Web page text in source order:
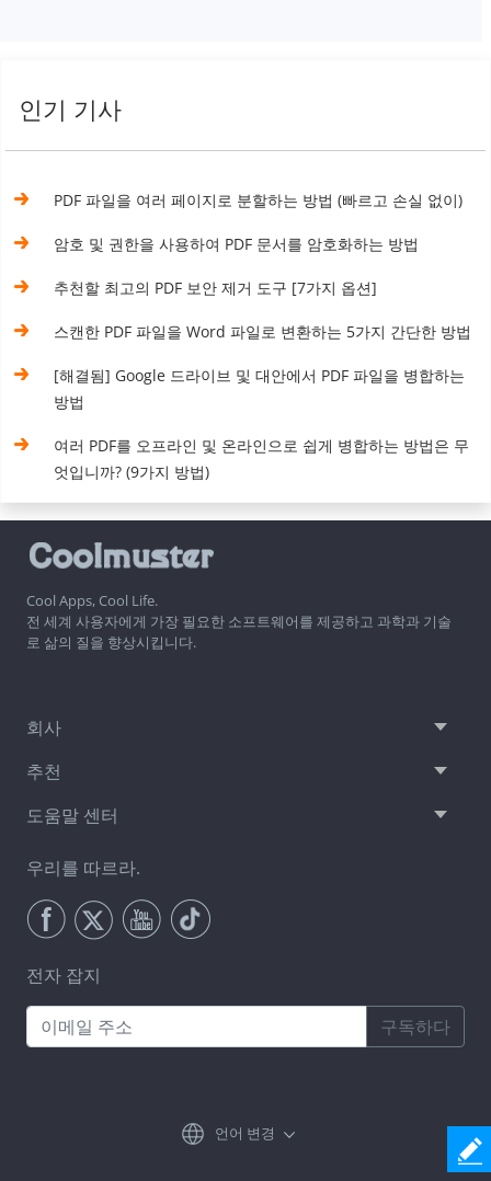
인기 기사
PDF 파일을 여러 페이지로 분할하는 방법 (빠르고 손실 없이)
암호 및 권한을 사용하여 PDF 문서를 암호화하는 방법
추천할 최고의 PDF 보안 제거 도구 [7가지 옵션]
스캔한 PDF 파일을 Word 파일로 변환하는 5가지 간단한 방법
[해결됨] Google 드라이브 및 대안에서 PDF 파일을 병합하는
방법
여러 PDF를 오프라인 및 온라인으로 쉽게 병합하는 방법은 무
엇입니까? (9가지 방법)
Cool Apps, Cool Life.
전 세계 사용자에게 가장 필요한 소프트웨어를 제공하고 과학과 기술
로 삶의 질을 향상시킵니다.
회사
추천
도움말 센터
우리를 따르라.
전자 잡지
구독하다
언어 변경